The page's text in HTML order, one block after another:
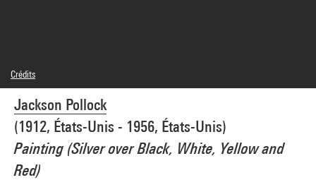
Jackson Pollock
(1912, États-Unis - 1956, États-Unis)
Painting (Silver over Black, White, Yellow and
Red)
Crédits
© Adagp, Paris
Crédit photographique : Centre Pompidou, MNAM-CCI/Philippe Migeat/Dist.
GrandPalaisRmn
Réf. image : 4R05787 [1995 CX 0347]
Diffusion image :GrandPalaisRmnPhoto